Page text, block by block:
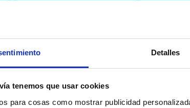
Detalles
tenemos que usar cookies
para cosas como mostrar publicidad
PISTO TODAY cada mes